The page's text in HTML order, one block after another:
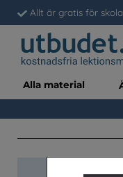
Allt är gratis för
Alla material